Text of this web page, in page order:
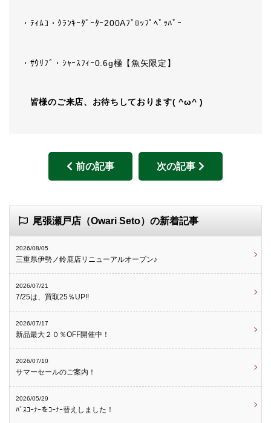
・ﾃｨﾑｺ・ｸﾗﾝｷｰﾀﾞｰﾀｰ200Aﾌﾟﾛｯﾌﾟﾍﾟｯﾊﾟｰ
・ｻｳﾘﾌﾞ・ｼｬｰｽﾌｨｰ0.6g極【魚矢限定】
皆様のご来店、お待ちしております( ^ω^ )
前の記事 次の記事
尾張瀬戸店（Owari Seto）の新着記事
2026/08/05
三重県伊勢ノ鈴鹿店リニューアルオープン♪
2026/07/21
7/25は、買取25％UP!!
2026/07/17
新品最大２０％OFF開催中！
2026/07/10
サマーセールのご案内！
2026/05/29
ﾊﾞｽｺｰﾅｰをｺｰﾅｰ替えしました！